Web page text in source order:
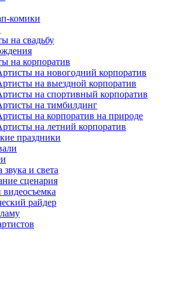
комики
на свадьбу
на корпоратив
на новогодний корпоратив
на выездной корпоратив
на спортивный корпоратив
на тимбилдинг
на корпоратив на природе
на летний корпоратив
праздники
звука и света
сценария
райдер